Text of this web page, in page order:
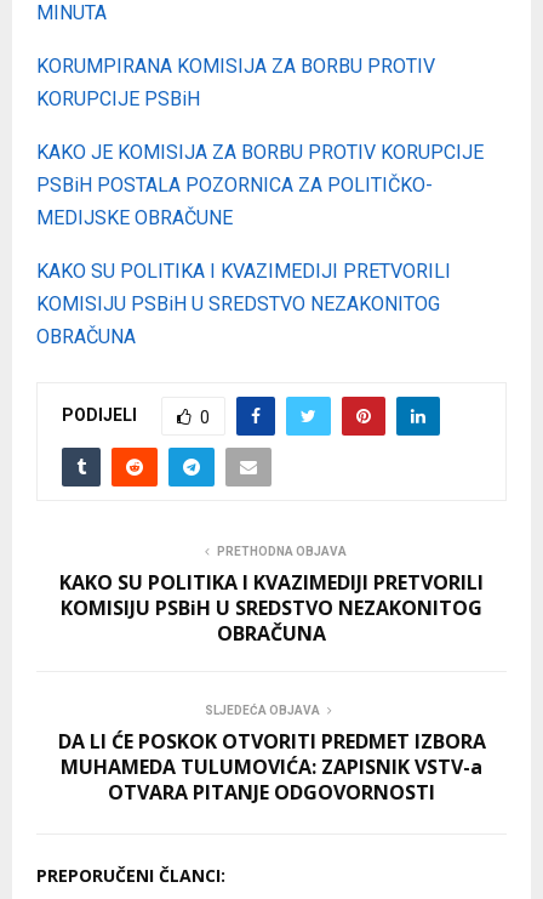
MINUTA
KORUMPIRANA KOMISIJA ZA BORBU PROTIV
KORUPCIJE PSBiH
KAKO JE KOMISIJA ZA BORBU PROTIV KORUPCIJE
PSBiH POSTALA POZORNICA ZA POLITIČKO-
MEDIJSKE OBRAČUNE
KAKO SU POLITIKA I KVAZIMEDIJI PRETVORILI
KOMISIJU PSBiH U SREDSTVO NEZAKONITOG
OBRAČUNA
PODIJELI 0
PRETHODNA OBJAVA
KAKO SU POLITIKA I KVAZIMEDIJI PRETVORILI
KOMISIJU PSBiH U SREDSTVO NEZAKONITOG
OBRAČUNA
SLJEDEĆA OBJAVA
DA LI ĆE POSKOK OTVORITI PREDMET IZBORA
MUHAMEDA TULUMOVIĆA: ZAPISNIK VSTV-a
OTVARA PITANJE ODGOVORNOSTI
PREPORUČENI ČLANCI: